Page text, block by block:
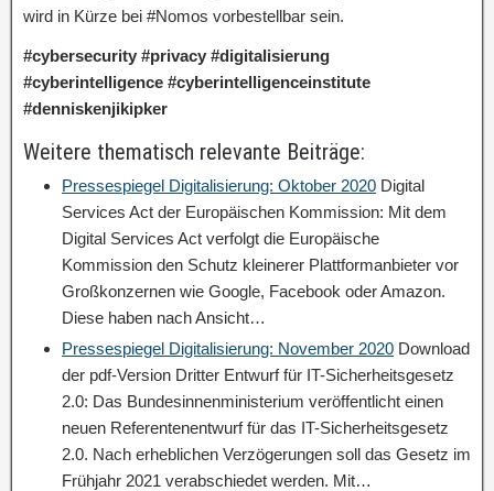
wird in Kürze bei #Nomos vorbestellbar sein.
#cybersecurity #privacy #digitalisierung
#cyberintelligence #cyberintelligenceinstitute
#denniskenjikipker
Weitere thematisch relevante Beiträge:
Pressespiegel Digitalisierung: Oktober 2020 Digital
Services Act der Europäischen Kommission: Mit dem
Digital Services Act verfolgt die Europäische
Kommission den Schutz kleinerer Plattformanbieter vor
Großkonzernen wie Google, Facebook oder Amazon.
Diese haben nach Ansicht…
Pressespiegel Digitalisierung: November 2020 Download
der pdf-Version Dritter Entwurf für IT-Sicherheitsgesetz
2.0: Das Bundesinnenministerium veröffentlicht einen
neuen Referentenentwurf für das IT-Sicherheitsgesetz
2.0. Nach erheblichen Verzögerungen soll das Gesetz im
Frühjahr 2021 verabschiedet werden. Mit…